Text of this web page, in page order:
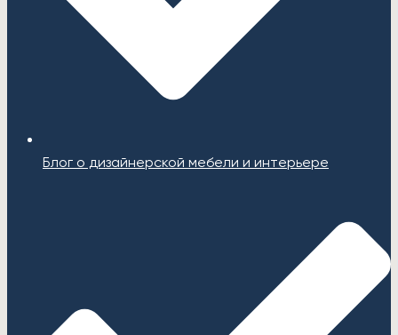
Блог о дизайнерской мебели и интерьере